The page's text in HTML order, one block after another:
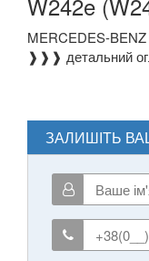
MERCEDES-
❱❱❱ детальний
ЗАЛИШІТЬ